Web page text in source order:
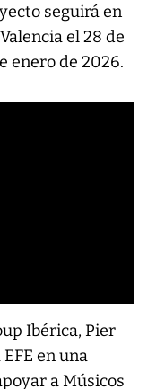
seguirá en
el 28 de
enero de 2026.
Ibérica, Pier
en una
a Músicos